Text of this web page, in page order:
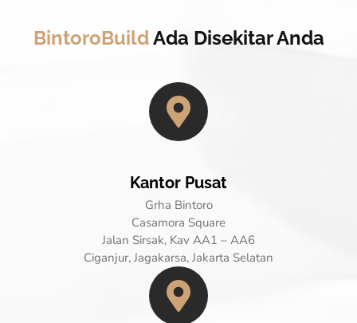
BintoroBuildAda Disekitar Anda
Kantor Pusat
Grha Bintoro
Casamora Square
Jalan Sirsak, Kav AA1 – AA6
Ciganjur, Jagakarsa, Jakarta Selatan